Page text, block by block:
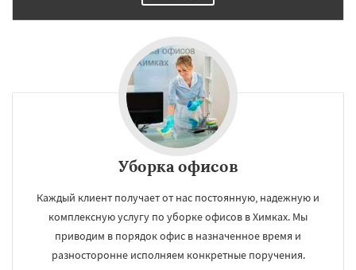
Уборка офисов
Каждый клиент получает от нас постоянную, надежную и
комплексную услугу по уборке офисов в Химках. Мы
приводим в порядок офис в назначенное время и
разносторонне исполняем конкретные поручения.